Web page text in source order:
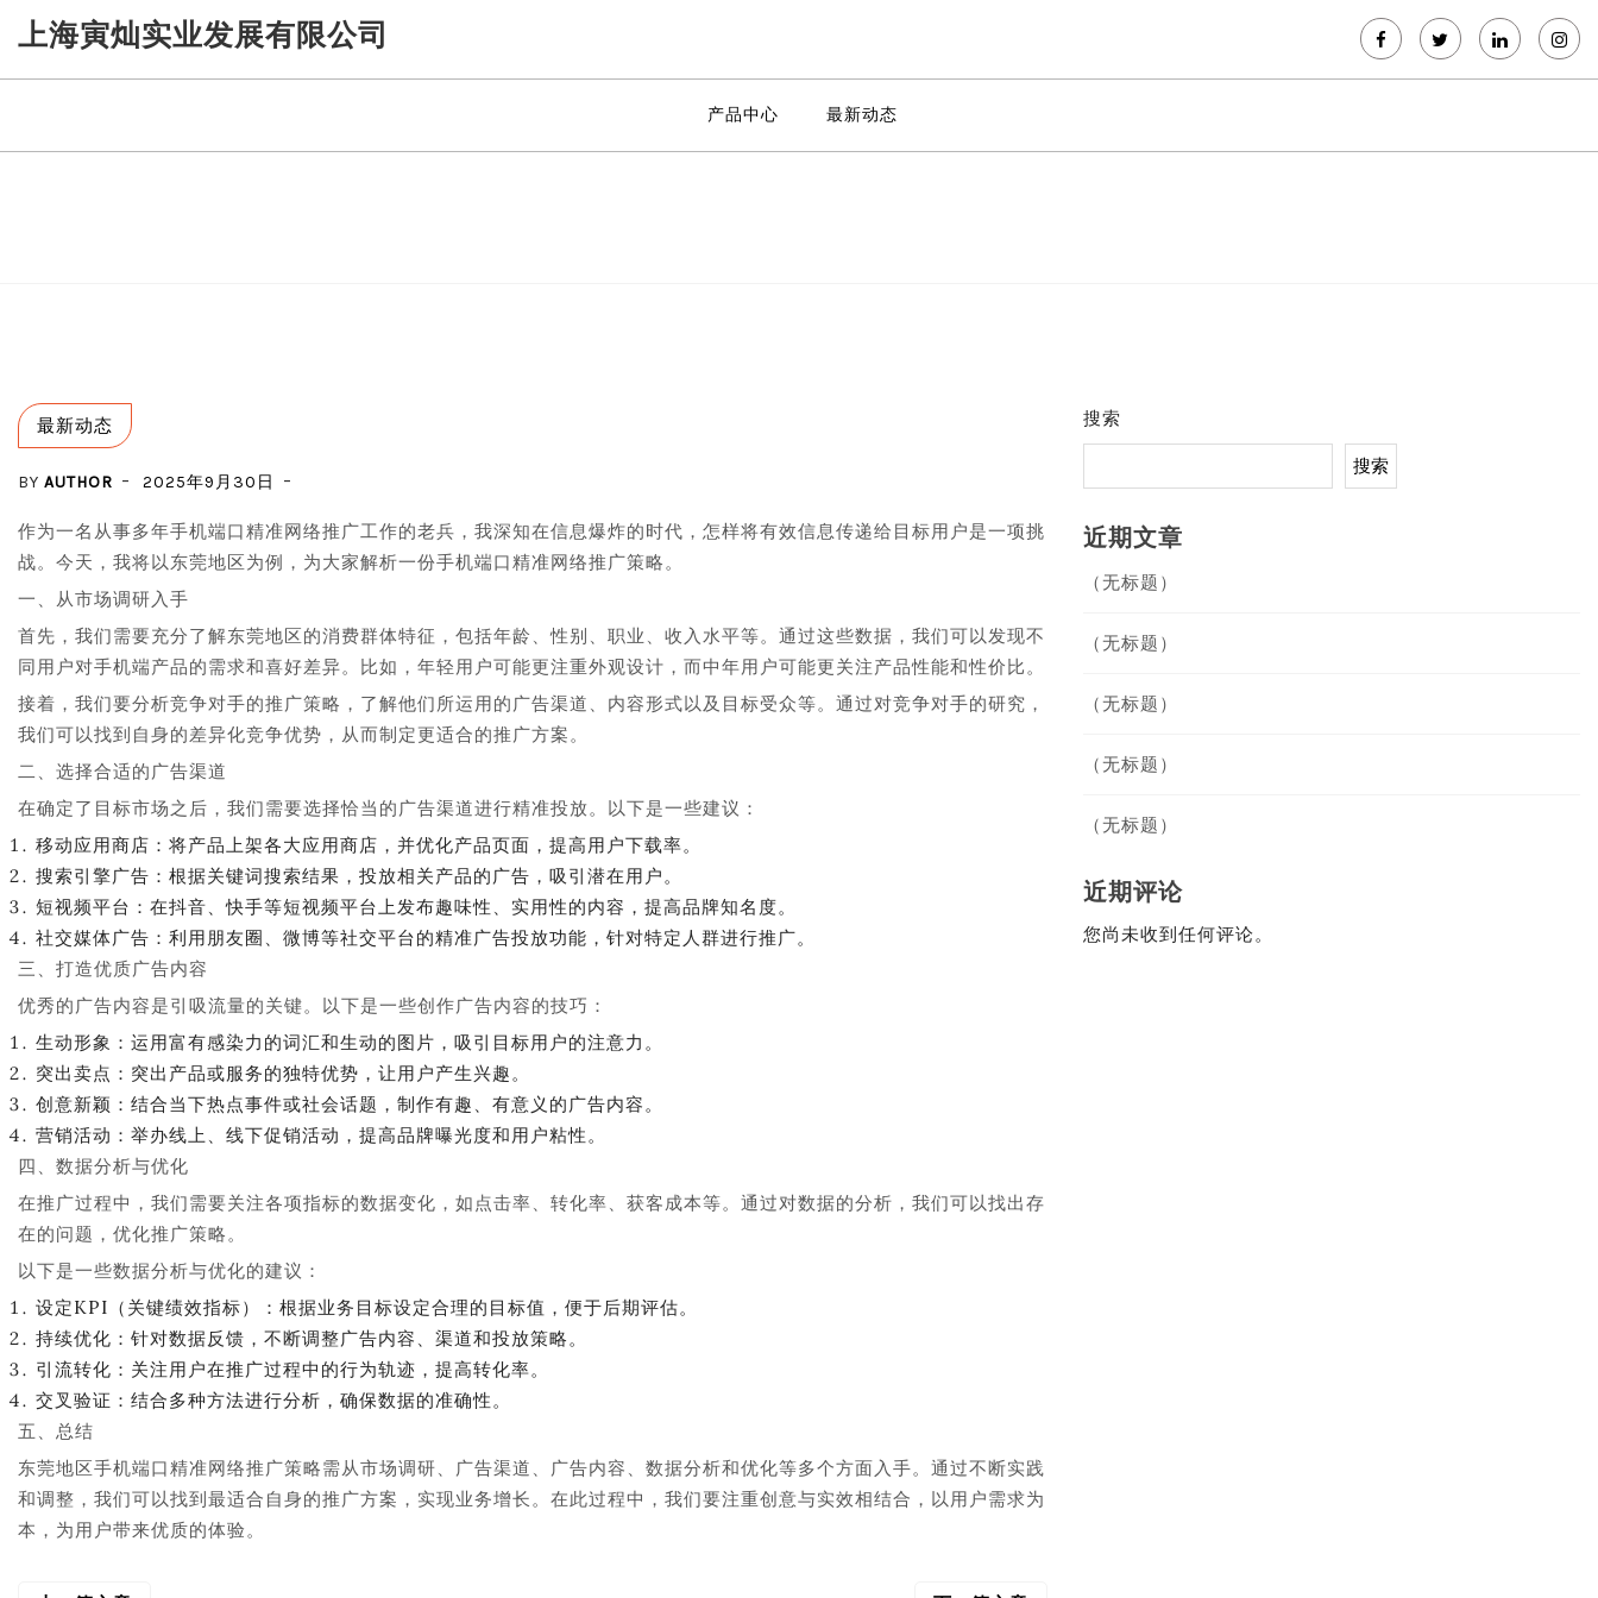
Skip
to
content
上海寅灿实业发展有限公司
产品中心 最新动态
最新动态
BY AUTHOR 2025年9月30日
作为一名从事多年手机端口精准网络推广工作的老兵，我深知在信息爆炸的时代，怎样将有效信息传递给目标用户是一项挑
战。今天，我将以东莞地区为例，为大家解析一份手机端口精准网络推广策略。
一、从市场调研入手
首先，我们需要充分了解东莞地区的消费群体特征，包括年龄、性别、职业、收入水平等。通过这些数据，我们可以发现不
同用户对手机端产品的需求和喜好差异。比如，年轻用户可能更注重外观设计，而中年用户可能更关注产品性能和性价比。
接着，我们要分析竞争对手的推广策略，了解他们所运用的广告渠道、内容形式以及目标受众等。通过对竞争对手的研究，
我们可以找到自身的差异化竞争优势，从而制定更适合的推广方案。
二、选择合适的广告渠道
在确定了目标市场之后，我们需要选择恰当的广告渠道进行精准投放。以下是一些建议：
移动应用商店：将产品上架各大应用商店，并优化产品页面，提高用户下载率。
搜索引擎广告：根据关键词搜索结果，投放相关产品的广告，吸引潜在用户。
短视频平台：在抖音、快手等短视频平台上发布趣味性、实用性的内容，提高品牌知名度。
社交媒体广告：利用朋友圈、微博等社交平台的精准广告投放功能，针对特定人群进行推广。
三、打造优质广告内容
优秀的广告内容是引吸流量的关键。以下是一些创作广告内容的技巧：
生动形象：运用富有感染力的词汇和生动的图片，吸引目标用户的注意力。
突出卖点：突出产品或服务的独特优势，让用户产生兴趣。
创意新颖：结合当下热点事件或社会话题，制作有趣、有意义的广告内容。
营销活动：举办线上、线下促销活动，提高品牌曝光度和用户粘性。
四、数据分析与优化
在推广过程中，我们需要关注各项指标的数据变化，如点击率、转化率、获客成本等。通过对数据的分析，我们可以找出存
在的问题，优化推广策略。
以下是一些数据分析与优化的建议：
设定KPI（关键绩效指标）：根据业务目标设定合理的目标值，便于后期评估。
持续优化：针对数据反馈，不断调整广告内容、渠道和投放策略。
引流转化：关注用户在推广过程中的行为轨迹，提高转化率。
交叉验证：结合多种方法进行分析，确保数据的准确性。
五、总结
东莞地区手机端口精准网络推广策略需从市场调研、广告渠道、广告内容、数据分析和优化等多个方面入手。通过不断实践
和调整，我们可以找到最适合自身的推广方案，实现业务增长。在此过程中，我们要注重创意与实效相结合，以用户需求为
本，为用户带来优质的体验。
搜索
搜索
近期文章
（无标题）
（无标题）
（无标题）
（无标题）
（无标题）
近期评论
您尚未收到任何评论。